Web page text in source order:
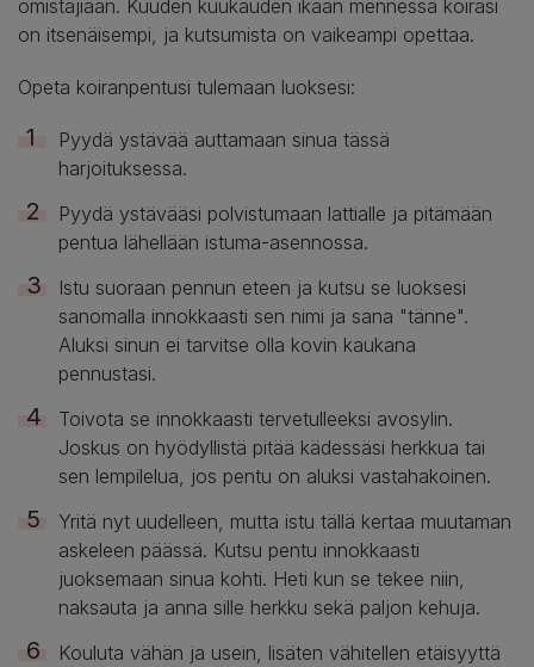
omistajiaan. Kuuden kuukauden ikään mennessä koirasi
on itsenäisempi, ja kutsumista on vaikeampi opettaa.
Opeta koiranpentusi tulemaan luoksesi:
Pyydä ystävää auttamaan sinua tässä
harjoituksessa.
Pyydä ystävääsi polvistumaan lattialle ja pitämään
pentua lähellään istuma-asennossa.
Istu suoraan pennun eteen ja kutsu se luoksesi
sanomalla innokkaasti sen nimi ja sana "tänne".
Aluksi sinun ei tarvitse olla kovin kaukana
pennustasi.
Toivota se innokkaasti tervetulleeksi avosylin.
Joskus on hyödyllistä pitää kädessäsi herkkua tai
sen lempilelua, jos pentu on aluksi vastahakoinen.
Yritä nyt uudelleen, mutta istu tällä kertaa muutaman
askeleen päässä. Kutsu pentu innokkaasti
juoksemaan sinua kohti. Heti kun se tekee niin,
naksauta ja anna sille herkku sekä paljon kehuja.
Kouluta vähän ja usein, lisäten vähitellen etäisyyttä